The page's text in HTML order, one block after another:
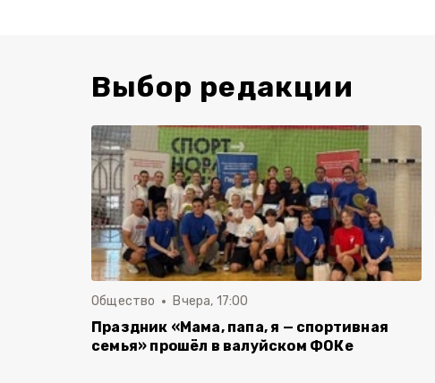
Выбор редакции
Общество Вчера, 17:00
Праздник «Мама, папа, я — спортивная
семья» прошёл в валуйском ФОКе